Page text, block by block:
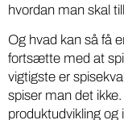
hvordan man skal
Og hvad kan så få
fortsætte med at
vigtigste er
spiser man det
produktudvikling og